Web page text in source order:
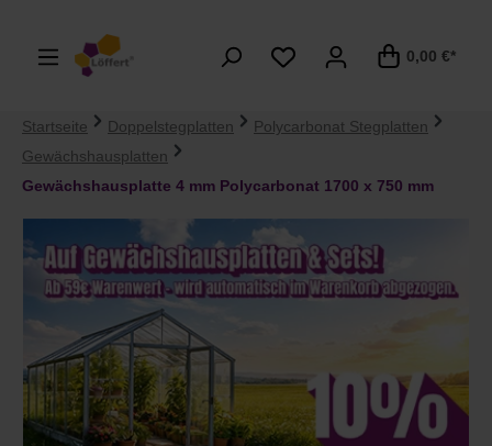
0,00 €*
Startseite Doppelstegplatten
Polycarbonat Stegplatten
Gewächshausplatten
Gewächshausplatte 4 mm Polycarbonat 1700 x 750 mm